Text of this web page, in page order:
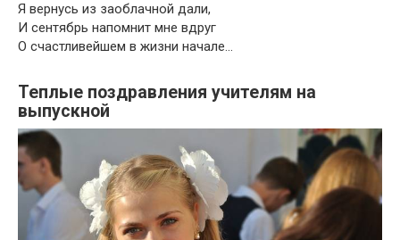
Я вернусь из заоблачной дали,
И сентябрь напомнит мне вдруг
О счастливейшем в жизни начале…
Теплые поздравления учителям на
выпускной